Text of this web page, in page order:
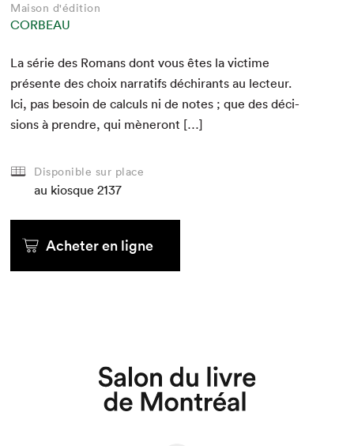
Que cherchez-vous?
Maison d'édition
CORBEAU
La série des Romans dont vous êtes la vic­time
présente des choix nar­rat­ifs déchi­rants au lecteur.
Ici, pas besoin de cal­culs ni de notes ; que des déci­
sions à pren­dre, qui mèneront […]
Disponible sur place
au kiosque 2137
Acheter en ligne